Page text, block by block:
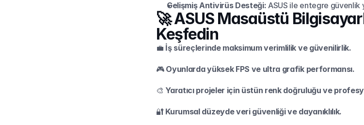
Gelişmiş Antivirüs Desteği: ASUS ile entegre güvenlik
🚀 ASUS Masaüstü
Keşfedin
💼 İş süreçlerinde maksimum verimlilik ve güvenilirlik.
🎮 Oyunlarda yüksek FPS ve ultra grafik performansı.
🎨 Yaratıcı projeler için üstün renk doğruluğu ve
🔐 Kurumsal düzeyde veri güvenliği ve dayanıklılık.